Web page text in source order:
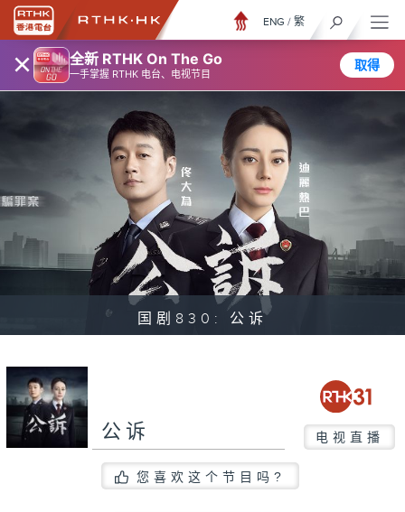
× 全新 RTHK On The Go
一手掌握 RTHK 电台、电视节目
取得
ENG / 繁
国剧830: 公诉
公诉 电视直播
您喜欢这个节目吗?